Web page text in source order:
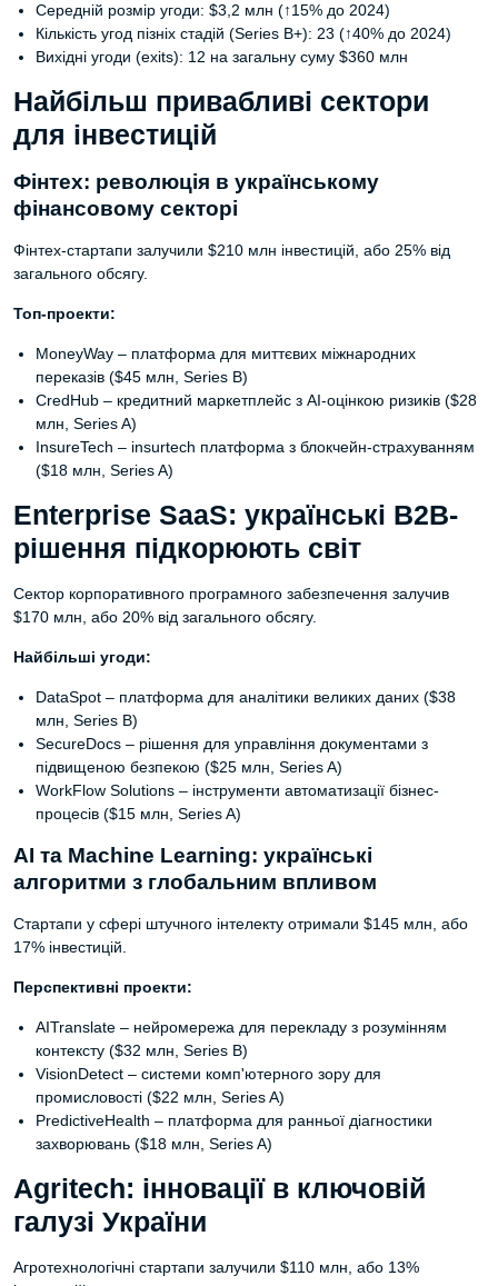
Середній розмір угоди: $3,2 млн (↑15% до 2024)
Кількість угод пізніх стадій (Series B+): 23 (↑40% до 2024)
Вихідні угоди (exits): 12 на загальну суму $360 млн
Найбільш привабливі сектори
для інвестицій
Фінтех: революція в українському
фінансовому секторі
Фінтех-стартапи залучили $210 млн інвестицій, або 25% від
загального обсягу.
Топ-проекти:
MoneyWay – платформа для миттєвих міжнародних
переказів ($45 млн, Series B)
CredHub – кредитний маркетплейс з AI-оцінкою ризиків ($28
млн, Series A)
InsureTech – insurtech платформа з блокчейн-страхуванням
($18 млн, Series A)
Enterprise SaaS: українські B2B-
рішення підкорюють світ
Сектор корпоративного програмного забезпечення залучив
$170 млн, або 20% від загального обсягу.
Найбільші угоди:
DataSpot – платформа для аналітики великих даних ($38
млн, Series B)
SecureDocs – рішення для управління документами з
підвищеною безпекою ($25 млн, Series A)
WorkFlow Solutions – інструменти автоматизації бізнес-
процесів ($15 млн, Series A)
AI та Machine Learning: українські
алгоритми з глобальним впливом
Стартапи у сфері штучного інтелекту отримали $145 млн, або
17% інвестицій.
Перспективні проекти:
AITranslate – нейромережа для перекладу з розумінням
контексту ($32 млн, Series B)
VisionDetect – системи комп'ютерного зору для
промисловості ($22 млн, Series A)
PredictiveHealth – платформа для ранньої діагностики
захворювань ($18 млн, Series A)
Agritech: інновації в ключовій
галузі України
Агротехнологічні стартапи залучили $110 млн, або 13%